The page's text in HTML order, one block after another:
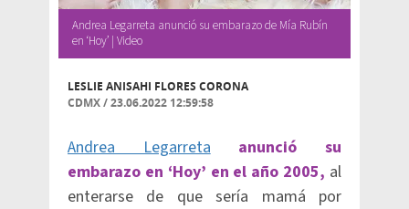
Andrea Legarreta anunció su embarazo de Mía Rubín
en ‘Hoy’ | Video
LESLIE ANISAHI FLORES CORONA
CDMX/23.06.2022 12:59:58
Andrea Legarretaanunció su
embarazo en ‘Hoy’ en el año 2005, al
enterarse de que sería mamá por